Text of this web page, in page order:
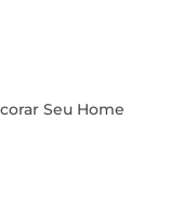
Seu Home